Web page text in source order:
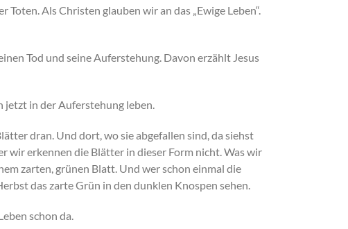
Als Christen glauben wir an das „Ewige Leben“.
Tod und seine Auferstehung. Davon erzählt Jesus
jetzt in der Auferstehung leben.
dran. Und dort, wo sie abgefallen sind, da siehst
wir erkennen die Blätter in dieser Form nicht. Was wir
zarten, grünen Blatt. Und wer schon einmal die
das zarte Grün in den dunklen Knospen sehen.
schon da.